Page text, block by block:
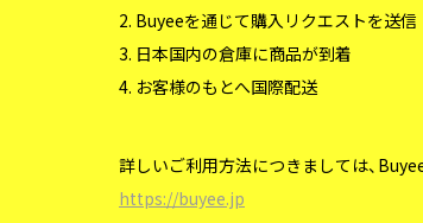
2. Buyeeを通じて購入リクエストを送信
3. 日本国内の倉庫に商品が到着
4. お客様のもとへ国際配送
詳しいご利用方法につきましては、
https://buyee.jp